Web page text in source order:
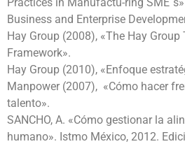
Business and Enterprise
Hay Group (2008), «The Hay Group
Framework».
Hay Group (2010), «Enfoque
Manpower (2007), «Cómo hacer
talento».
SANCHO, A. «Cómo gestionar la
humano». Istmo México, 2012.